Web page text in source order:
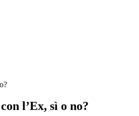
l’Ex, sì o no?